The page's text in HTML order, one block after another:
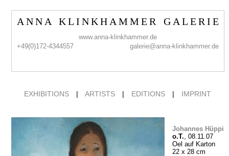
A N N A K L I N K H A M M E R G A L E R I E
www.anna-klinkhammer.de
+49(0)172-4344557
galerie@anna-klinkhammer.de
EXHIBITIONS | ARTISTS | EDITIONS | IMPRINT
Johannes Hüppi
o.T., 08.11.07
Oel auf Karton
22 x 28 cm